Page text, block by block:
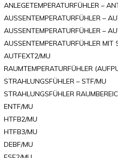
ANLEGETEMPERATURFÜHLER –
AUSSENTEMPERATURFÜHLER –
AUSSENTEMPERATURFÜHLER –
AUSSENTEMPERATURFÜHLER MIT
AUTFEXT2/MU
RAUMTEMPERATURFÜHLER
STRAHLUNGSFÜHLER – STF/MU
STRAHLUNGSFÜHLER
ENTF/MU
HTFB2/MU
HTFB3/MU
DEBF/MU